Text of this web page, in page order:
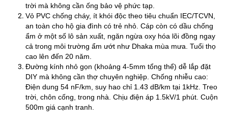
trời mà không cần ống bảo vệ phức tạp.
Vỏ PVC chống cháy, ít khói độc theo tiêu chuẩn IEC/TCVN,
an toàn cho hộ gia đình có trẻ nhỏ. Cáp còn có dầu chống
ẩm ở một số lô sản xuất, ngăn ngừa oxy hóa lõi đồng ngay
cả trong môi trường ẩm ướt như Dhaka mùa mưa. Tuổi thọ
cao lên đến 20 năm.
Đường kính nhỏ gọn (khoảng 4-5mm tổng thể) dễ lắp đặt
DIY mà không cần thợ chuyên nghiệp. Chống nhiễu cao:
Điện dung 54 nF/km, suy hao chỉ 1.43 dB/km tại 1kHz. Treo
trời, chôn cống, trong nhà. Chịu điện áp 1.5kV/1 phút. Cuộn
500m giá cạnh tranh.